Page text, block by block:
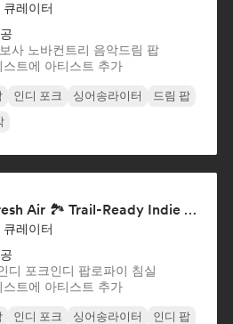
레이터
보사 노바컨트리 음악드림 팝
트에 아티스트 추가
인디 포크 싱어송라이터
드림 팝
Hike and Fresh Air 🏞️ Trail-Ready Indie Folk & Acoustic
레이터
디 포크인디 팝로파이 침실
트에 아티스트 추가
인디 포크 싱어송라이터
인디 팝